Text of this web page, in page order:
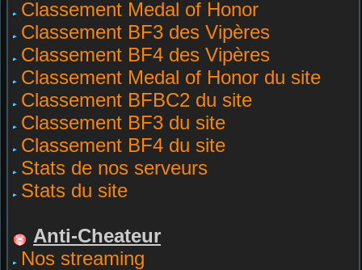
Classement Medal of Honor
Classement BF3 des Vipères
Classement BF4 des Vipères
Classement Medal of Honor du site
Classement BFBC2 du site
Classement BF3 du site
Classement BF4 du site
Stats de nos serveurs
Stats du site
Anti-Cheateur
Nos streaming